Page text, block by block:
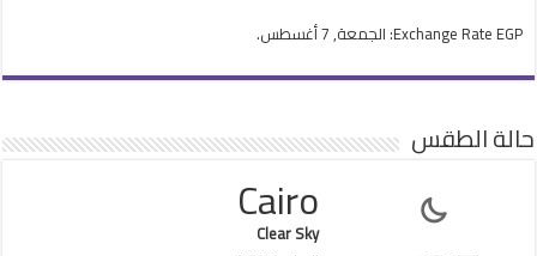
Exchange Rate EGP : الجمعة, 7 أغسطس.
حالة الطقس
Cairo
Clear Sky